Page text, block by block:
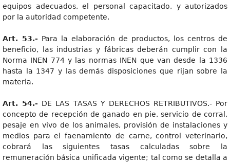
equipos adecuados, el personal capacitado, y autorizados
por la autoridad competente.
Art. 53.- Para la elaboración de productos, los centros de
beneficio, las industrias y fábricas deberán cumplir con la
Norma INEN 774 y las normas INEN que van desde la 1336
hasta la 1347 y las demás disposiciones que rijan sobre la
materia.
Art. 54.- DE LAS TASAS Y DERECHOS RETRIBUTIVOS.- Por
concepto de recepción de ganado en pie, servicio de corral,
pesaje en vivo de los animales, provisión de instalaciones y
medios para el faenamiento de carne, control veterinario,
cobrará las siguientes tasas calculadas sobre la
remuneración básica unificada vigente; tal como se detalla a